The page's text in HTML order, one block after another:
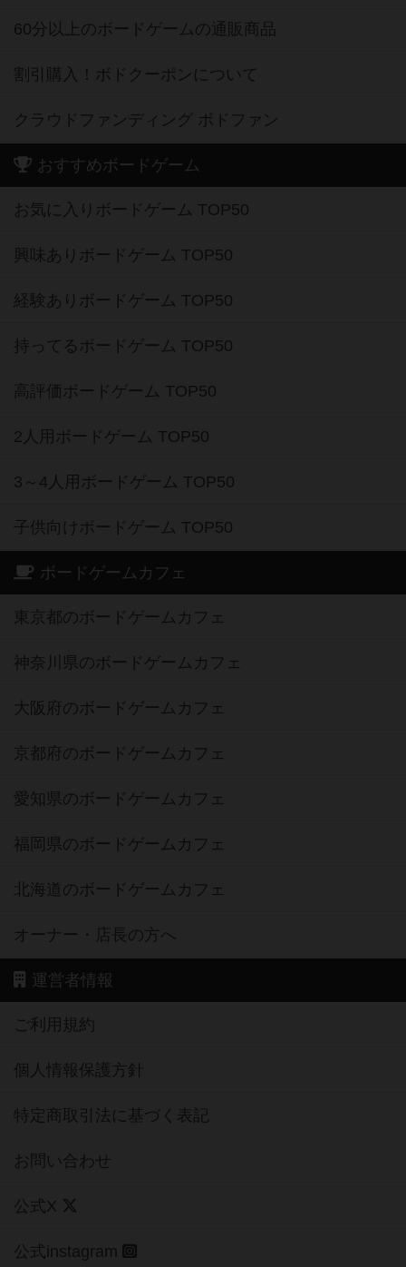
60分以上のボードゲームの通販商品
割引購入！ボドクーポンについて
クラウドファンディング ボドファン
おすすめボードゲーム
お気に入りボードゲーム TOP50
興味ありボードゲーム TOP50
経験ありボードゲーム TOP50
持ってるボードゲーム TOP50
高評価ボードゲーム TOP50
2人用ボードゲーム TOP50
3～4人用ボードゲーム TOP50
子供向けボードゲーム TOP50
ボードゲームカフェ
東京都のボードゲームカフェ
神奈川県のボードゲームカフェ
大阪府のボードゲームカフェ
京都府のボードゲームカフェ
愛知県のボードゲームカフェ
福岡県のボードゲームカフェ
北海道のボードゲームカフェ
オーナー・店長の方へ
運営者情報
ご利用規約
個人情報保護方針
特定商取引法に基づく表記
お問い合わせ
公式X
公式instagram